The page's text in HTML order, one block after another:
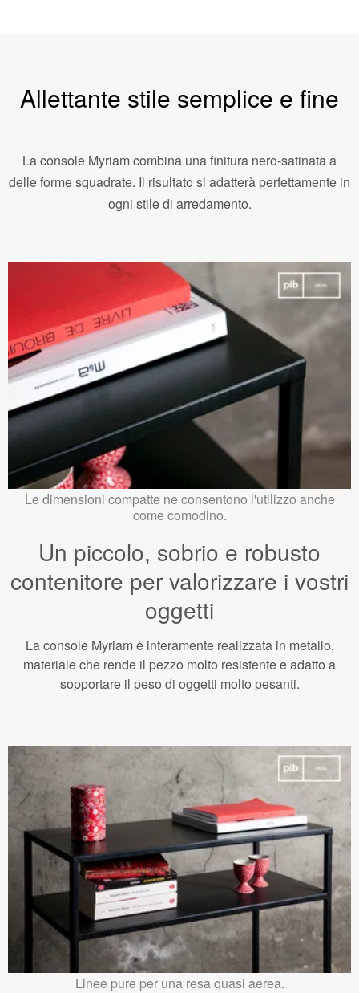
Allettante stile semplice e fine
La console Myriam combina una finitura nero-satinata a
delle forme squadrate. Il risultato si adatterà perfettamente in
ogni stile di arredamento.
Le dimensioni compatte ne consentono l'utilizzo anche
come comodino.
Un piccolo, sobrio e robusto
contenitore per valorizzare i vostri
oggetti
La console Myriam è interamente realizzata in metallo,
materiale che rende il pezzo molto resistente e adatto a
sopportare il peso di oggetti molto pesanti.
Linee pure per una resa quasi aerea.